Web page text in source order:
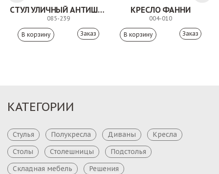
СТУЛ УЛИЧНЫЙ АНТИШОН
085-239
Заказ
КРЕСЛО ФАННИ
004-010
Заказ
КАТЕГОРИИ
Стулья Полукресла Диваны
Кресла
Столы
Столешницы
Подстолья
Складная мебель
Решения